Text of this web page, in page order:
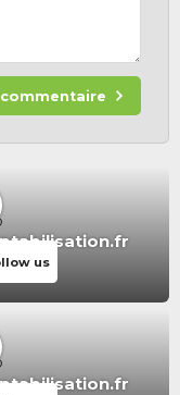
us